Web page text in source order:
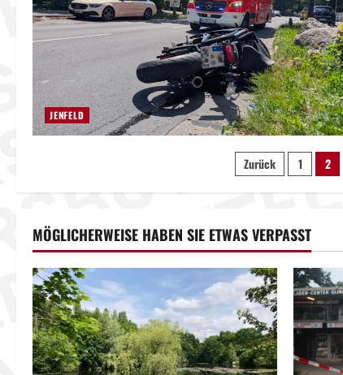
JENFELD
der
Beiträge
Zurück 1 2
MÖGLICHERWEISE HABEN SIE ETWAS VERPASST